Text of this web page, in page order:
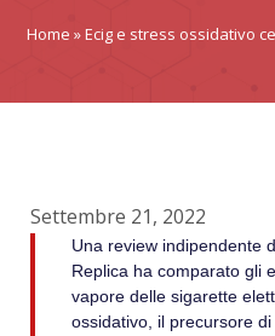
Home »Ecig e stress ossidativo
Settembre 21, 2022
Una review indipendente
Replica ha comparato gli
vapore delle sigarette
ossidativo, il precursore